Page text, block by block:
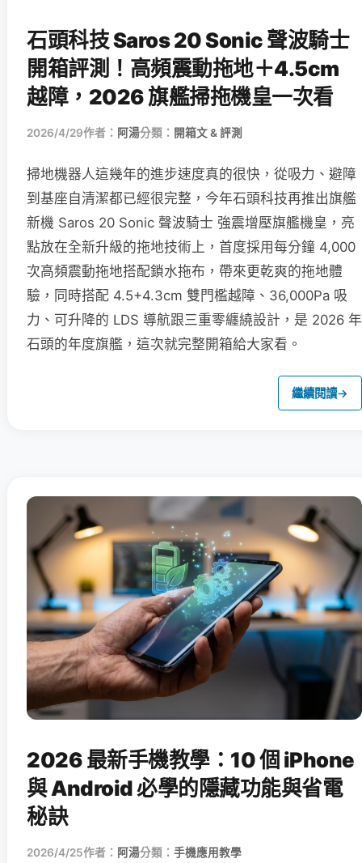
石頭科技 Saros 20 Sonic 聲波騎士
開箱評測！高頻震動拖地＋4.5cm
越障，2026 旗艦掃拖機皇一次看
2026/4/29作者： 阿湯分類： 開箱文 & 評測
掃地機器人這幾年的進步速度真的很快，從吸力、避障
到基座自清潔都已經很完整，今年石頭科技再推出旗艦
新機 Saros 20 Sonic 聲波騎士 強震增壓旗艦機皇，亮
點放在全新升級的拖地技術上，首度採用每分鐘 4,000
次高頻震動拖地搭配鎖水拖布，帶來更乾爽的拖地體
驗，同時搭配 4.5+4.3cm 雙門檻越障、36,000Pa 吸
力、可升降的 LDS 導航跟三重零纏繞設計，是 2026 年
石頭的年度旗艦，這次就完整開箱給大家看。
繼續閱讀→
2026 最新手機教學：10 個 iPhone
與 Android 必學的隱藏功能與省電
秘訣
2026/4/25作者： 阿湯分類： 手機應用教學